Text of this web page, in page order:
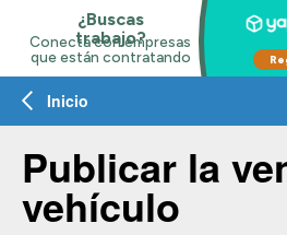
Inicio
Publicar la
vehículo